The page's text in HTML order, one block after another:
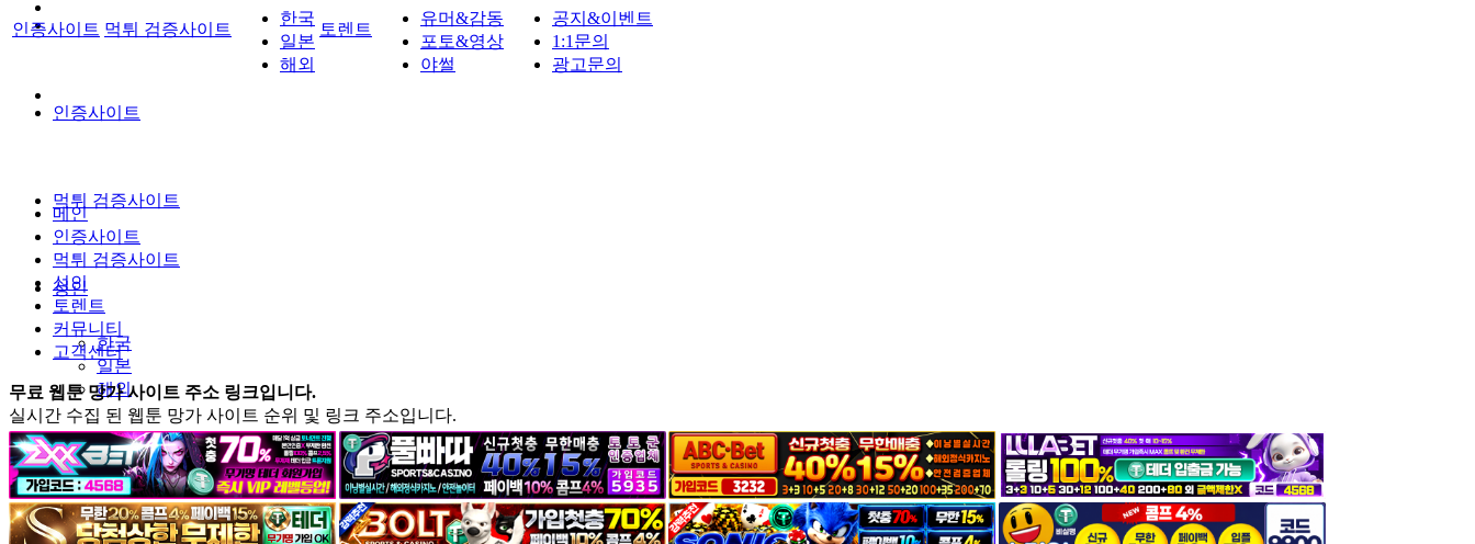
인증사이트
먹튀 검증사이트
성인
한국
일본
해외
토렌트
커뮤니티
인증사이트 먹튀 검증사이트
한국
일본
해외
토렌트
유머&감동
포토&영상
야썰
공지&이벤트
1:1문의
광고문의
메인
인증사이트
먹튀 검증사이트
성인
토렌트
커뮤니티
고객센터
무료 웹툰 망가 사이트 주소 링크입니다.
실시간 수집 된 웹툰 망가 사이트 순위 및 링크 주소입니다.